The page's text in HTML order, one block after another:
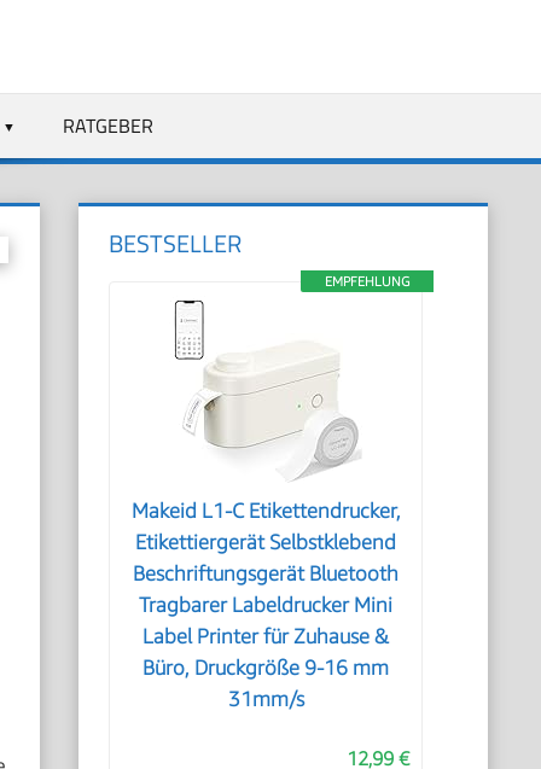
RATGEBER
BESTSELLER
EMPFEHLUNG
Makeid L1-C Etikettendrucker,
Etikettiergerät Selbstklebend
Beschriftungsgerät Bluetooth
Tragbarer Labeldrucker Mini
Label Printer für Zuhause &
Büro, Druckgröße 9-16 mm
31mm/s
12,99 €